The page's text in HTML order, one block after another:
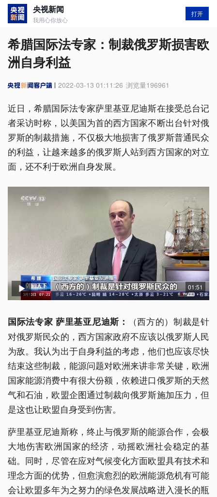
央视新闻
我用心你放心
打开
希腊国际法专家：制裁俄罗斯损害欧
洲自身利益
2022-03-13 01:11:26 浏览量196961
近日，希腊国际法专家萨里基亚尼迪斯在接受总台记
者采访时称，以美国为首的西方国家不断出台针对俄
罗斯的制裁措施，不仅极大地损害了俄罗斯普通民众
的利益，让越来越多的俄罗斯人站到西方国家的对立
面，还不利于欧洲自身发展。
01:51
国际法专家 萨里基亚尼迪斯：
（西方的）制裁是针
对俄罗斯民众的，西方国家政府不应该以俄罗斯人民
为敌。我认为出于自身利益的考虑，他们也应该尽快
结束这些制裁，能源问题对欧洲来讲非常关键，欧洲
国家能源消费中有很大份额，依赖进口俄罗斯的天然
气和石油，欧盟企图通过制裁向俄罗斯施加压力，但
是这也让欧盟自身受到伤害。
萨里基亚尼迪斯称，终止与俄罗斯的能源合作，会极
大地伤害欧洲国家的经济，动摇欧洲社会稳定的基
础。同时，尽管在应对气候变化方面欧盟具有技术和
理念方面的优势，但愈演愈烈的欧洲能源危机有可能
会让欧盟多年为之努力的绿色发展战略进入漫长的瓶